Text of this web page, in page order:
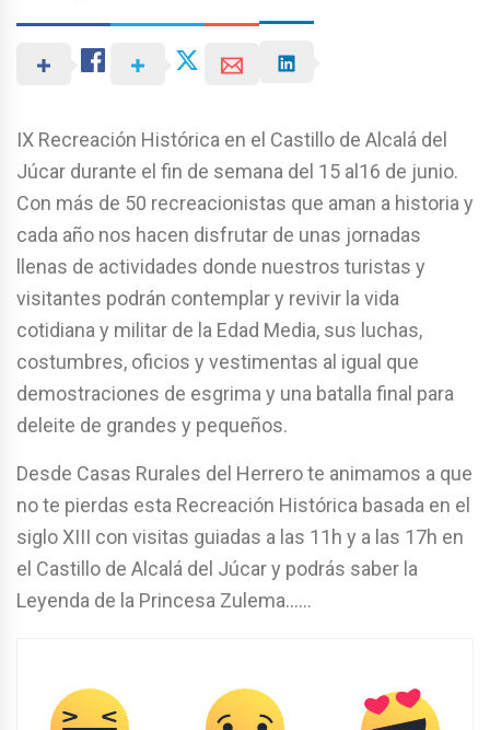
IX Recreación Histórica en el Castillo de Alcalá del
Júcar durante el fin de semana del 15 al16 de junio.
Con más de 50 recreacionistas que aman a historia y
cada año nos hacen disfrutar de unas jornadas
llenas de actividades donde nuestros turistas y
visitantes podrán contemplar y revivir la vida
cotidiana y militar de la Edad Media, sus luchas,
costumbres, oficios y vestimentas al igual que
demostraciones de esgrima y una batalla final para
deleite de grandes y pequeños.
Desde Casas Rurales del Herrero te animamos a que
no te pierdas esta Recreación Histórica basada en el
siglo XIII con visitas guiadas a las 11h y a las 17h en
el Castillo de Alcalá del Júcar y podrás saber la
Leyenda de la Princesa Zulema……